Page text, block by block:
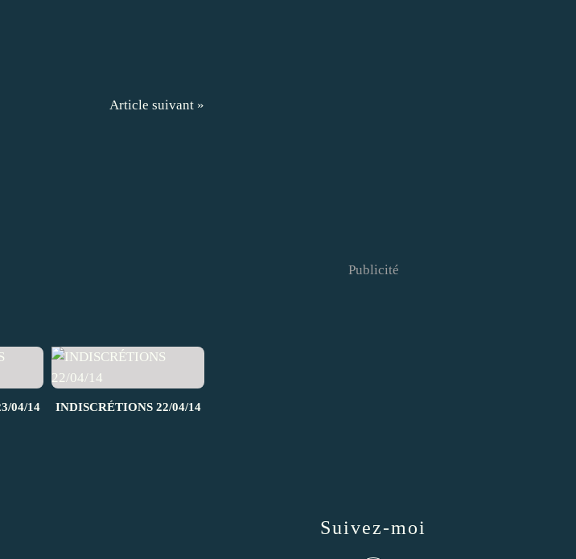
Article suivant »
04/14 INDISCRÉTIONS 22/04/14
Suivez-moi
Publicité